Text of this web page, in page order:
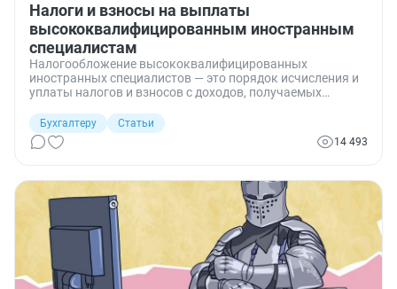
Налоги и взносы на выплаты
высококвалифицированным иностранным
специалистам
Налогообложение высококвалифицированных
иностранных специалистов — это порядок исчисления и
уплаты налогов и взносов с доходов, получаемых
профессионализма. Этот порядок напрямую зависит от
их налогового резидентства.
Бухгалтеру
Статьи
14 493